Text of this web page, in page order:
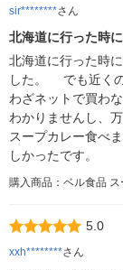
sir********さん
北海道に行った時
北海道に行った時
した。 でも近く
わざネットで買わ
わかりませんし、
スープカレー食べ
しかったです。
購入商品：ベル食品
5.0
xxh********さん